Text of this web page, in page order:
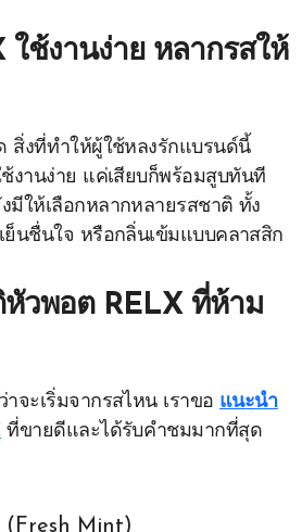
ใช้งานง่าย หลากรสให้
สิ่งที่ทำให้ผู้ใช้หลงรักแบรนด์นี้
งานง่าย แค่เสียบก็พร้อมสูบทันที
มีให้เลือกหลากหลายรสชาติ ทั้ง
นชื่นใจ หรือกลิ่นเข้มแบบคลาสสิก
วพอต RELX ที่ห้าม
จะเริ่มจากรสไหน เราขอ แนะนำ
ที่ขายดีและได้รับคำชมมากที่สุด
Mint)